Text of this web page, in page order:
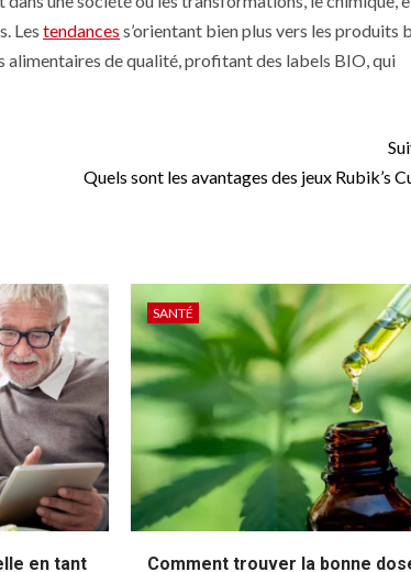
Les tendances s’orientant bien plus vers les produits
de qualité, profitant des labels BIO, qui
Quels sont les avantages des jeux Rubik’s
en tant
SANTÉ
Comment trouver la bonne